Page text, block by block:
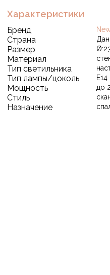
Характеристики
Бренд
Страна
Размер
Материал
Тип светильника
Тип лампы/цоколь E14
Мощность до
Стиль
Назначение